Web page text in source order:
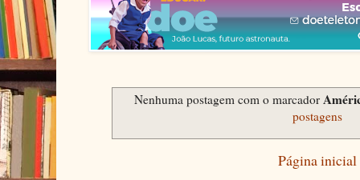
Nenhuma postagem com o marcador
postagens
Página inicial